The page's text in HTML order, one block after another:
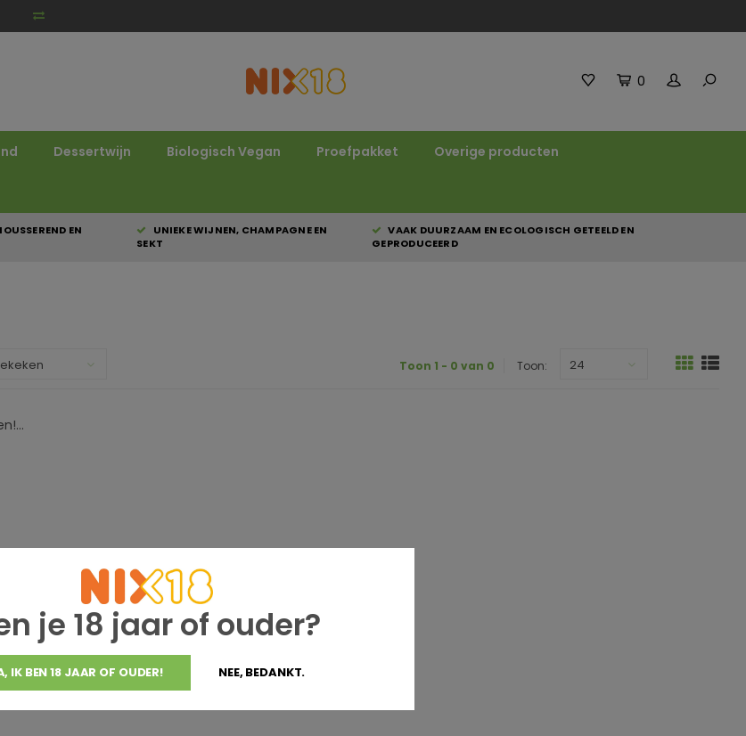
0
Dessertwijn Biologisch Vegan Proefpakket Overige producten
EN
UNIEKE WIJNEN, CHAMPAGNE EN
SEKT
VAAK DUURZAAM EN ECOLOGISCH GETEELD EN
GEPRODUCEERD
je 18 jaar of ouder?
IK BEN 18 JAAR OF OUDER! NEE, BEDANKT.
Toon 1 - 0 van 0 Toon: 24